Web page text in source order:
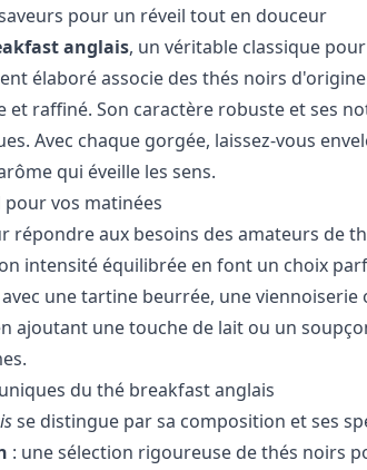
pour un réveil tout en douceur
anglais, un véritable classique
élaboré associe des thés noirs
et raffiné. Son caractère robuste et ses
Avec chaque gorgée, laissez-vous
qui éveille les sens.
vos matinées
répondre aux besoins des amateurs de
intensité équilibrée en font un choix
une tartine beurrée, une viennoiserie
ajoutant une touche de lait ou un
du thé breakfast anglais
se distingue par sa composition et ses
: une sélection rigoureuse de thés noirs